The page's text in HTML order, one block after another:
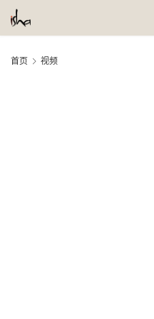
首页 视频